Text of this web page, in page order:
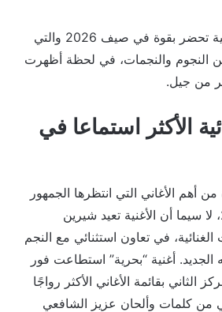
عدد من الديوهات الغنائية تحضر بقوة في صيف 2026 والتي
النجوم والنجمات، في لحظة أظهرت
من جيل.
الأكثر استماعا في
أهم الأغاني التي انتظرها الجمهور
في موسم صيف 2026، لا سيما أن الأغنية تعيد شيرين
في تعاون استثنائي مع النجم
أغنية “بحرية” استطاعت فور
بقائمة الأغاني الأكثر رواجًا
من كلمات وألحان عزيز الشافعي